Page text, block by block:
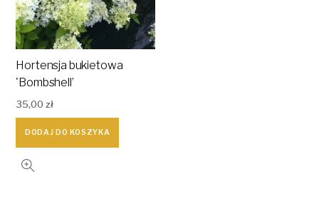
Hortensja bukietowa
'Bombshell’
35,00zł
DODAJ DO KOSZYKA